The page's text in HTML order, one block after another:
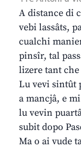
A distance di
vebi lassâts,
cualchi
pinsîr, tal
lizere tant
Lu vevi sintût
a mancjâ, e
lu vevin
subit dopo
Ma o ai vude